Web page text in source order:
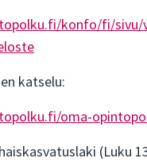
konfo/fi/sivu/
katselu:
oma-
(Luku